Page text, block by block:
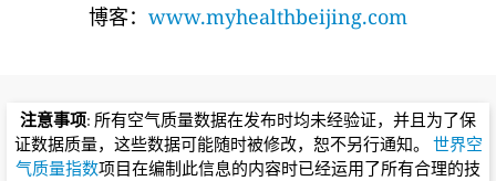
博客： www.myhealthbeijing.com
注意事项: 所有空气质量数据在发布时均未经验证，并且为了保
证数据质量，这些数据可能随时被修改，恕不另行通知。 世界空
气质量指数项目在编制此信息的内容时已经运用了所有合理的技